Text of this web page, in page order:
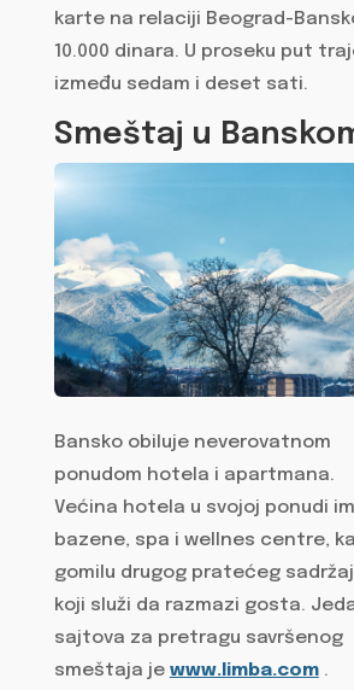
karte na relaciji Beograd-
10.000 dinara. U proseku put
između sedam i deset sati.
Smeštaj u
Bansko obiluje neverovatnom
ponudom hotela i apartmana.
Većina hotela u svojoj ponudi
bazene, spa i wellnes centre,
gomilu drugog pratećeg
koji služi da razmazi gosta.
sajtova za pretragu savršenog
smeštaja je www.limba.com.